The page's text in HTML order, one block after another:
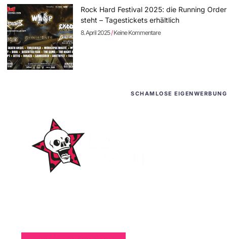
Rock Hard Festival 2025: die Running Order
steht – Tagestickets erhältlich
8. April 2025 Keine Kommentare
SCHAMLOSE EIGENWERBUNG